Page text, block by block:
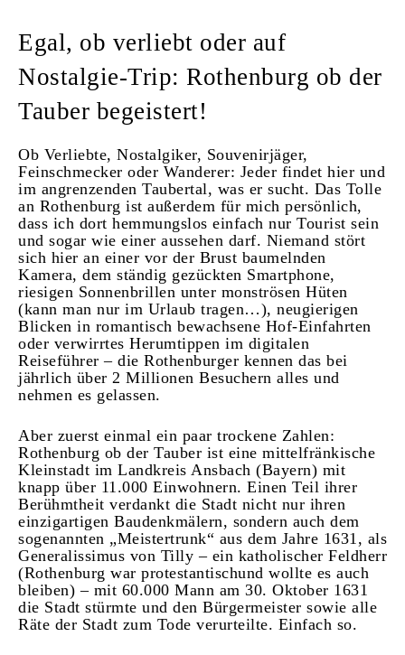
Egal, ob verliebt oder auf
Nostalgie-Trip: Rothenburg ob der
Tauber begeistert!
Ob Verliebte, Nostalgiker, Souvenirjäger,
Feinschmecker oder Wanderer: Jeder findet hier und
im angrenzenden Taubertal, was er sucht. Das Tolle
an Rothenburg ist außerdem für mich persönlich,
dass ich dort hemmungslos einfach nur Tourist sein
und sogar wie einer aussehen darf. Niemand stört
sich hier an einer vor der Brust baumelnden
Kamera, dem ständig gezückten Smartphone,
riesigen Sonnenbrillen unter monströsen Hüten
(kann man nur im Urlaub tragen…), neugierigen
Blicken in romantisch bewachsene Hof-Einfahrten
oder verwirrtes Herumtippen im digitalen
Reiseführer – die Rothenburger kennen das bei
jährlich über 2 Millionen Besuchern alles und
nehmen es gelassen.
Aber zuerst einmal ein paar trockene Zahlen:
Rothenburg ob der Tauber ist eine mittelfränkische
Kleinstadt im Landkreis Ansbach (Bayern) mit
knapp über 11.000 Einwohnern. Einen Teil ihrer
Berühmtheit verdankt die Stadt nicht nur ihren
einzigartigen Baudenkmälern, sondern auch dem
sogenannten „Meistertrunk“ aus dem Jahre 1631, als
Generalissimus von Tilly – ein katholischer Feldherr
(Rothenburg war protestantischund wollte es auch
bleiben) – mit 60.000 Mann am 30. Oktober 1631
die Stadt stürmte und den Bürgermeister sowie alle
Räte der Stadt zum Tode verurteilte. Einfach so.